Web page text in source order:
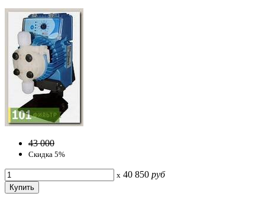
43 000
Скидка 5%
x 40 850 руб